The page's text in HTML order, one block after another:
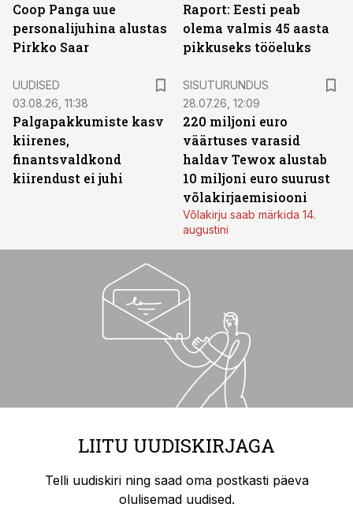
Coop Panga uue
personalijuhina alustas
Pirkko Saar
Raport: Eesti peab
olema valmis 45 aasta
pikkuseks tööeluks
UUDISED
03.08.26, 11:38
Palgapakkumiste kasv
kiirenes,
finantsvaldkond
kiirendust ei juhi
SISUTURUNDUS
28.07.26, 12:09
220 miljoni euro
väärtuses varasid
haldav Tewox alustab
10 miljoni euro suurust
võlakirjaemisiooni
Võlakirju saab märkida 14.
augustini
LIITU UUDISKIRJAGA
Telli uudiskiri ning saad oma postkasti päeva
olulisemad uudised.